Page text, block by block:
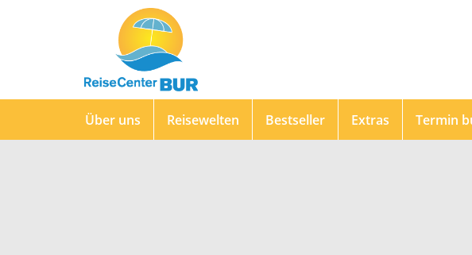
Über uns Reisewelten Bestseller Extras Termin